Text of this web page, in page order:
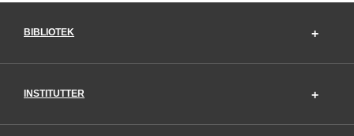
BIBLIOTEK
INSTITUTTER